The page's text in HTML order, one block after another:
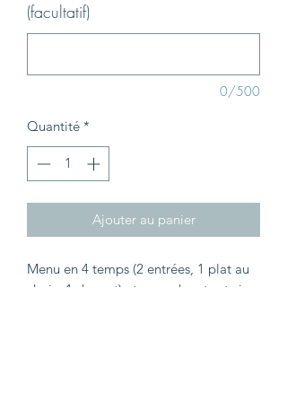
(facultatif)
0/500
Quantité *
Ajouter au panier
Menu en 4 temps (2 entrées, 1 plat au
choix, 1 dessert) et accord mets et vins